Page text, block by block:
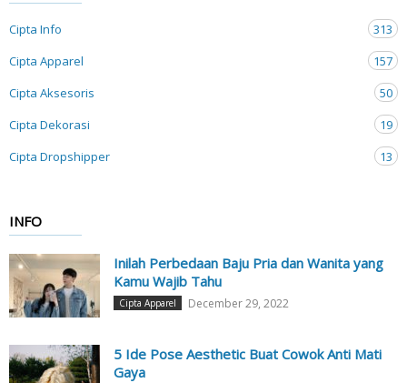
Cipta Info
313
Cipta Apparel
157
Cipta Aksesoris
50
Cipta Dekorasi
19
Cipta Dropshipper
13
INFO
Inilah Perbedaan Baju Pria dan Wanita yang
Kamu Wajib Tahu
Cipta Apparel December 29, 2022
5 Ide Pose Aesthetic Buat Cowok Anti Mati
Gaya